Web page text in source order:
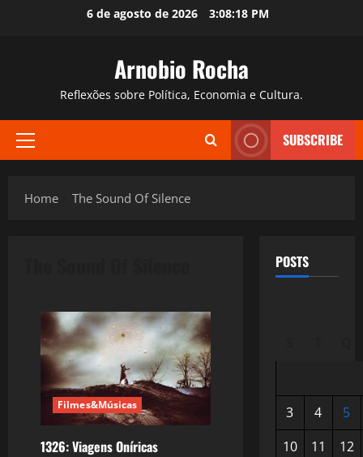
6 de agosto de 2026 3:08:19 PM
Arnobio Rocha
Reflexões sobre Política, Economia e Cultura.
Primary
SUBSCRIBE
Home The Sound Of Silence
Filmes&Músicas
1326: Viagens Oníricas
POSTS
3 4
5
10
11
12